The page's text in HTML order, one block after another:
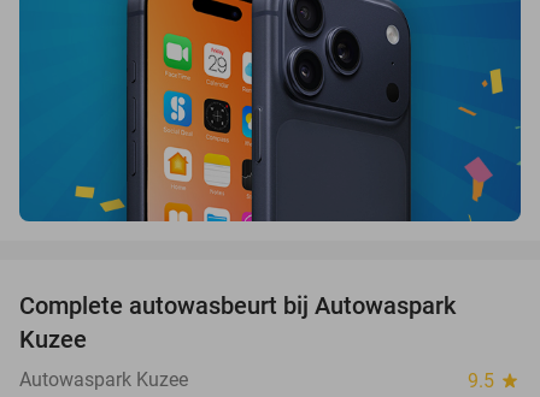
Complete autowasbeurt bij Autowaspark
Kuzee
Autowaspark Kuzee 9.5 star